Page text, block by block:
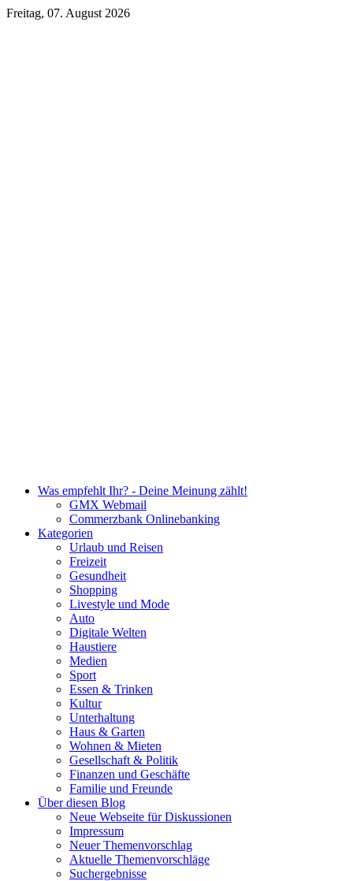
Freitag, 07. August 2026
Was empfehlt Ihr? - Deine Meinung zählt!
GMX Webmail
Commerzbank Onlinebanking
Kategorien
Urlaub und Reisen
Freizeit
Gesundheit
Shopping
Livestyle und Mode
Auto
Digitale Welten
Haustiere
Medien
Sport
Essen & Trinken
Kultur
Unterhaltung
Haus & Garten
Wohnen & Mieten
Gesellschaft & Politik
Finanzen und Geschäfte
Familie und Freunde
Über diesen Blog
Neue Webseite für Diskussionen
Impressum
Neuer Themenvorschlag
Aktuelle Themenvorschläge
Suchergebnisse